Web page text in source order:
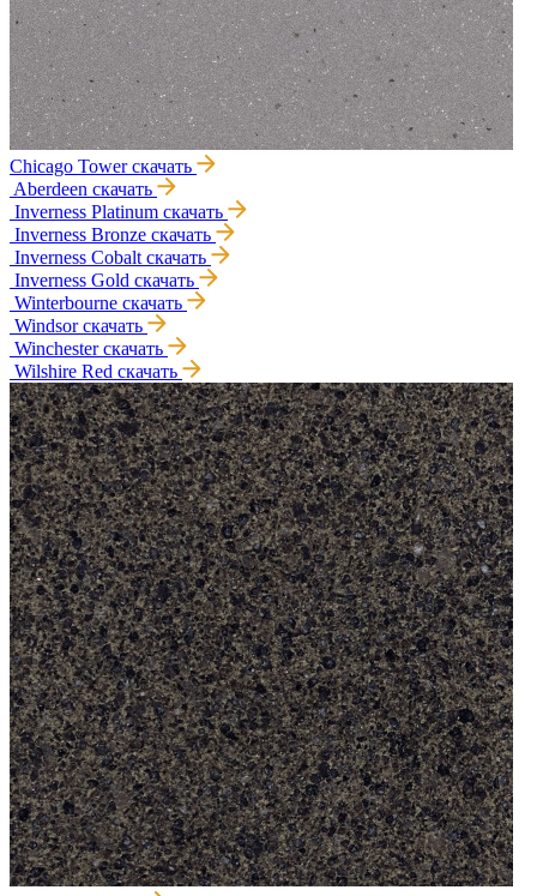
Chicago Towerскачать
Aberdeen скачать
Inverness Platinum скачать
Inverness Bronze скачать
Inverness Cobaltскачать
Inverness Gold скачать
Winterbourne скачать
Windsorскачать
Winchesterскачать
Wilshire Red скачать